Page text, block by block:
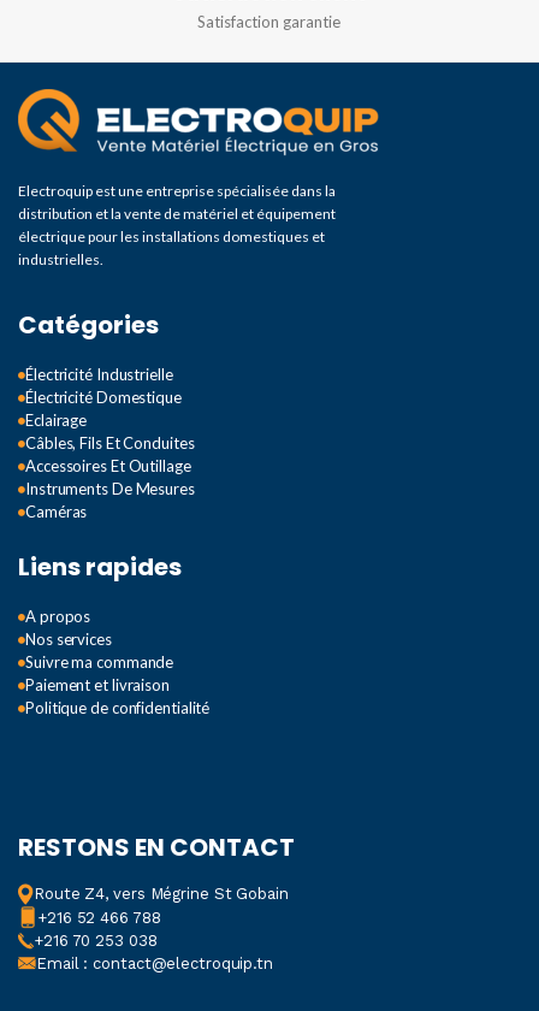
Satisfaction garantie
Electroquip est une entreprise spécialisée dans la
distribution et la vente de matériel et équipement
électrique pour les installations domestiques et
industrielles.
Catégories
Électricité Industrielle
Électricité Domestique
Eclairage
Câbles, Fils Et Conduites
Accessoires Et Outillage
Instruments De Mesures
Caméras
Liens rapides
A propos
Nos services
Suivre ma commande
Paiement et livraison
Politique de confidentialité
RESTONS EN CONTACT
Route Z4, vers Mégrine St Gobain
+216 52 466 788
+216 70 253 038
Email : contact@electroquip.tn